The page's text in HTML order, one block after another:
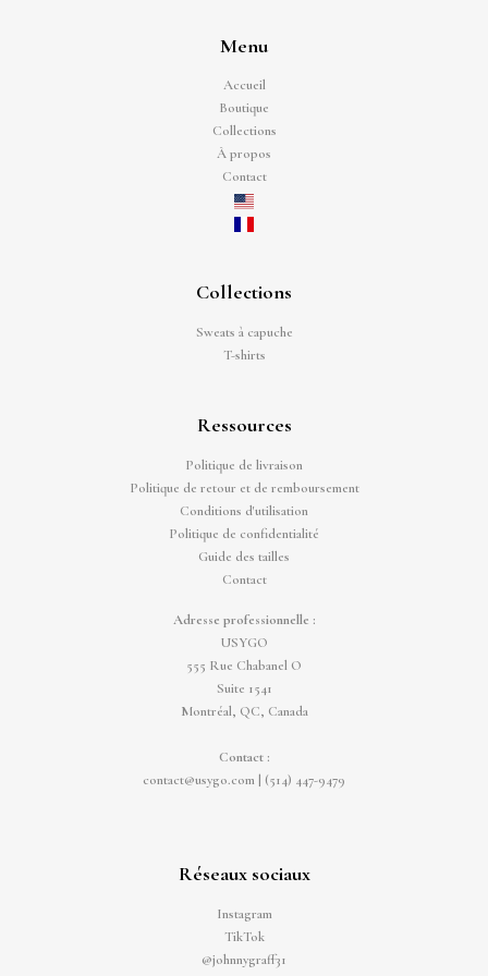
Menu
Accueil
Boutique
Collections
À propos
Contact
Collections
Sweats à capuche
T-shirts
Ressources
Politique de livraison
Politique de retour et de remboursement
Conditions d'utilisation
Politique de confidentialité
Guide des tailles
Contact
Adresse professionnelle :
USYGO
555 Rue Chabanel O
Suite 1541
Montréal, QC, Canada
Contact :
contact@usygo.com | (514) 447-9479
Réseaux sociaux
Instagram
TikTok
@johnnygraff31